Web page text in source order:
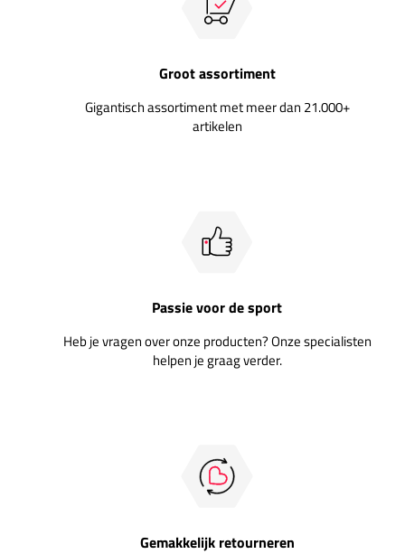
Groot assortiment
Gigantisch assortiment met meer dan 21.000+
artikelen
Passie voor de sport
Heb je vragen over onze producten? Onze specialisten
helpen je graag verder.
Gemakkelijk retourneren